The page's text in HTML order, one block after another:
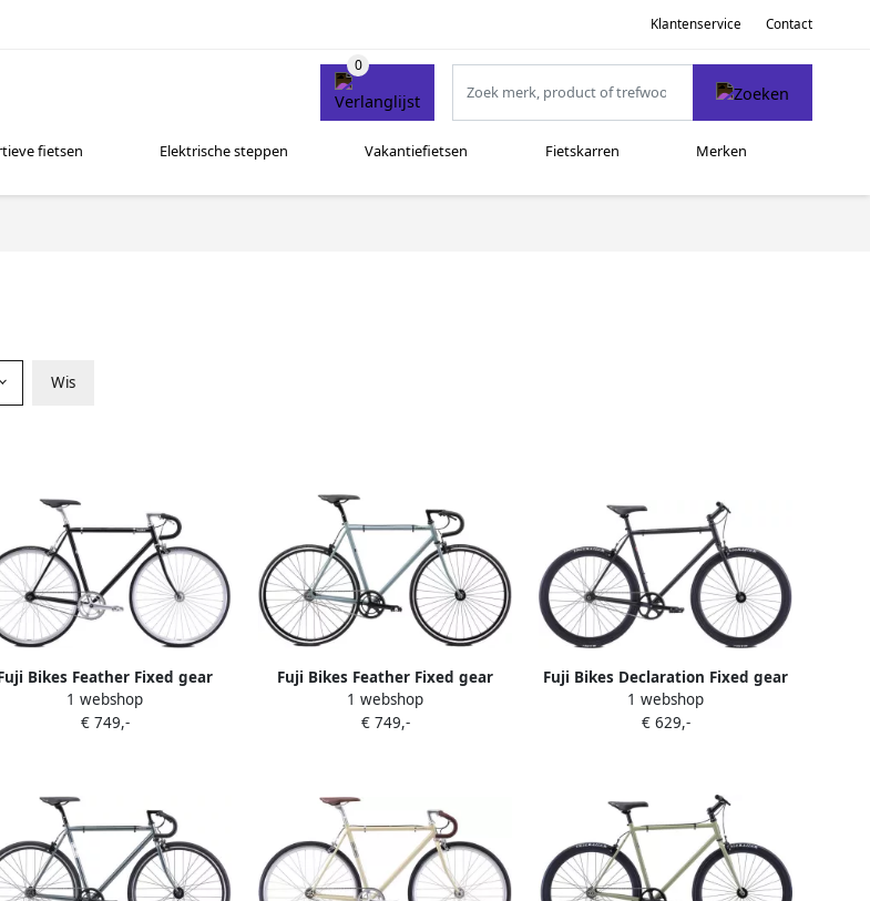
Klantenservice Contact
fietsen Elektrische steppen Vakantiefietsen Fietskarren Merken
Wis
Bikes Feather Fixed gear
fiets Midnight Black
1 webshop
€ 749,-
Fuji Bikes Feather Fixed gear
Singlespeed fiets Cool Gray
1 webshop
€ 749,-
Fuji Bikes Declaration Fixed gear
Singlespeed fiets Satin Black
1 webshop
€ 629,-